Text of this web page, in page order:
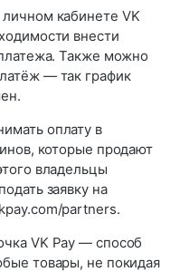
кабинете VK
внести
Также можно
— так график
оплату в
которые продают
владельцы
заявку на
partners.
VK Pay — способ
товары, не покидая